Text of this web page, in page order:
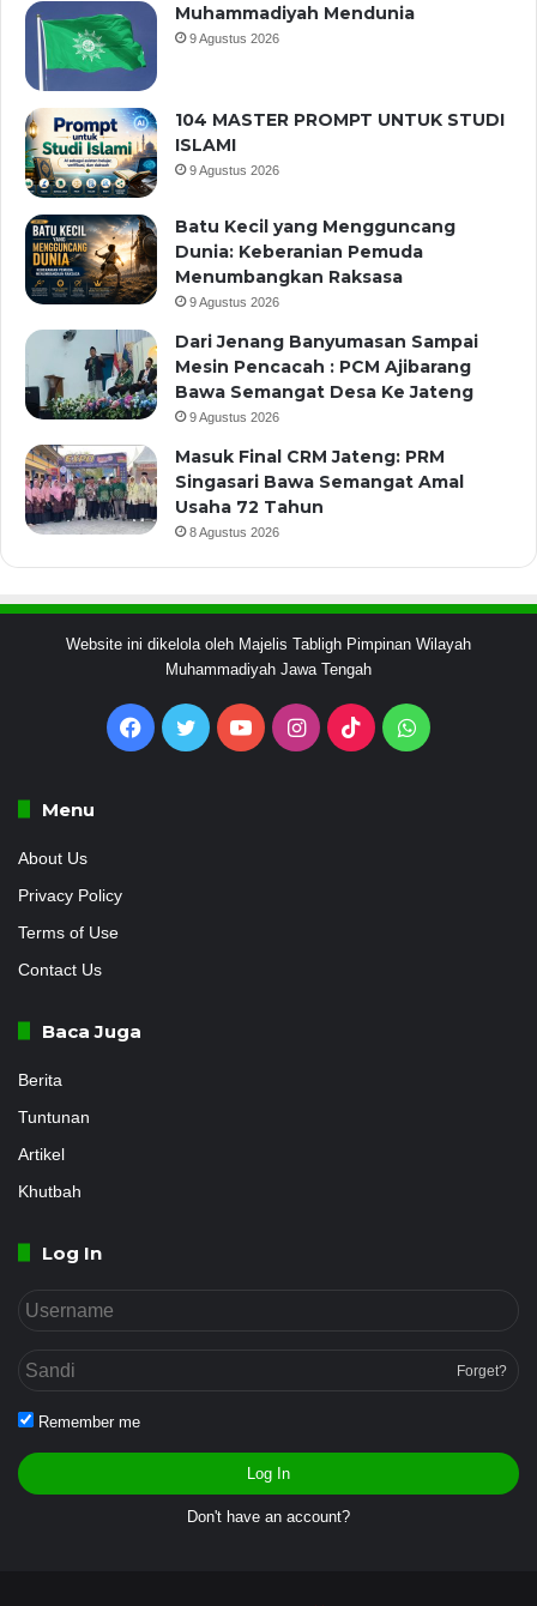
Muhammadiyah Mendunia
9 Agustus 2026
104 MASTER PROMPT UNTUK STUDI
ISLAMI
9 Agustus 2026
Batu Kecil yang Mengguncang
Dunia: Keberanian Pemuda
Menumbangkan Raksasa
9 Agustus 2026
Dari Jenang Banyumasan Sampai
Mesin Pencacah : PCM Ajibarang
Bawa Semangat Desa Ke Jateng
9 Agustus 2026
Masuk Final CRM Jateng: PRM
Singasari Bawa Semangat Amal
Usaha 72 Tahun
8 Agustus 2026
Website ini dikelola oleh Majelis Tabligh Pimpinan Wilayah
Muhammadiyah Jawa Tengah
Facebook
Twitter YouTubeInstagram
TikTokWhatsApp
Menu
About Us
Privacy Policy
Terms of Use
Contact Us
Baca Juga
Berita
Tuntunan
Artikel
Khutbah
Log In
Forget?
Remember me
Log In
Don't have an account?